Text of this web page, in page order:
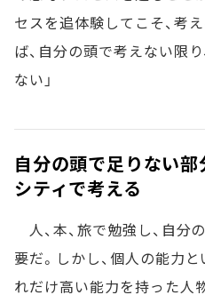
セスを追体験してこそ、考
ば、自分の頭で考えない限
ない」
自分の頭で足りない
シティで考える
人、本、旅で勉強し、自
要だ。しかし、個人の能力
れだけ高い能力を持った人